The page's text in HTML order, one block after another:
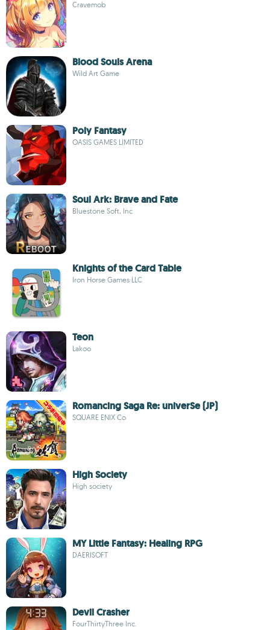
Cravemob
Blood Souls Arena
Wild Art Game
Poly Fantasy
OASIS GAMES LIMITED
Soul Ark: Brave and Fate
Bluestone Soft, Inc
Knights of the Card Table
Iron Horse Games LLC
Teon
Lakoo
Romancing Saga Re: univerSe (JP)
SQUARE ENIX Co
High Society
High society
MY Little Fantasy: Healing RPG
DAERISOFT
Devil Crasher
FourThirtyThree Inc.